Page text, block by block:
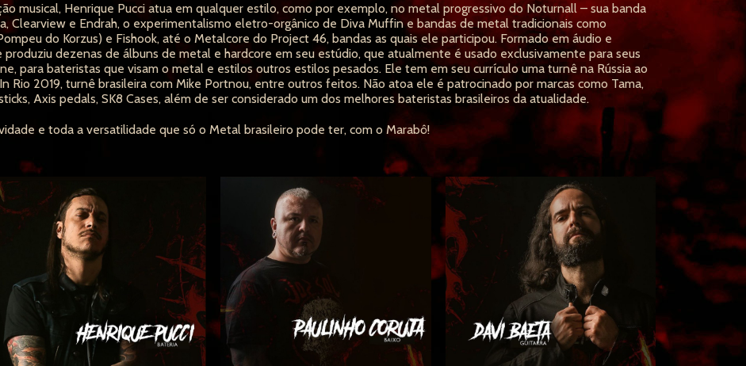
musical, Henrique Pucci atua em qualquer estilo, como por exemplo, no metal progressivo do Noturnall – sua banda
Clearview e Endrah, o experimentalismo eletro-orgânico de Diva Muffin e bandas de metal tradicionais como
do Korzus) e Fishook, até o Metalcore do Project 46, bandas as quais ele participou. Formado em áudio e
dezenas de álbuns de metal e hardcore em seu estúdio, que atualmente é usado exclusivamente para seus
para bateristas que visam o metal e estilos outros estilos pesados. Ele tem em seu currículo uma turnê na Rússia ao
Rio 2019, turnê brasileira com Mike Portnou, entre outros feitos. Não atoa ele é patrocinado por marcas como Tama,
Axis pedals, SK8 Cases, além de ser considerado um dos melhores bateristas brasileiros da atualidade.
e toda a versatilidade que só o Metal brasileiro pode ter, com o Marabô!